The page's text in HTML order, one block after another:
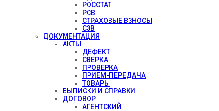
РОССТАТ
РСВ
СТРАХОВЫЕ ВЗНОСЫ
СЗВ
ДОКУМЕНТАЦИЯ
АКТЫ
ДЕФЕКТ
СВЕРКА
ПРОВЕРКА
ПРИЕМ-ПЕРЕДАЧА
ТОВАРЫ
ВЫПИСКИ И СПРАВКИ
ДОГОВОР
АГЕНТСКИЙ